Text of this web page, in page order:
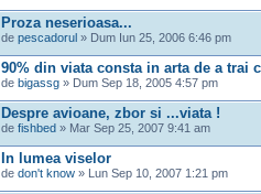
Proza neserioasa...
de pescadorul » Dum Iun 25, 2006 6:46 pm
90% din viata consta in arta de a trai
de bigassg » Dum Sep 18, 2005 4:57 pm
Despre avioane, zbor si ...viata !
de fishbed » Mar Sep 25, 2007 9:41 am
In lumea viselor
de don't know » Lun Sep 10, 2007 1:21 pm